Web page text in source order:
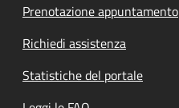
Prenotazione appuntamento
Richiedi assistenza
Statistiche del portale